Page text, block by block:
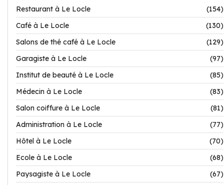
Restaurant à Le Locle
(154)
Café à Le Locle
(130)
Salons de thé café à Le Locle
(129)
Garagiste à Le Locle
(97)
Institut de beauté à Le Locle
(85)
Médecin à Le Locle
(83)
Salon coiffure à Le Locle
(81)
Administration à Le Locle
(77)
Hôtel à Le Locle
(70)
Ecole à Le Locle
(68)
Paysagiste à Le Locle
(67)